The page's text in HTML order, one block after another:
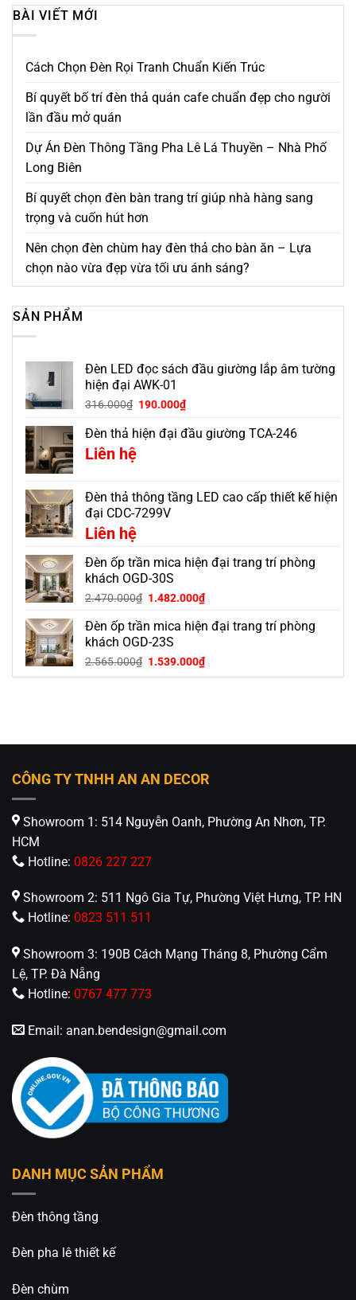
BÀI VIẾT MỚI
Cách Chọn Đèn Rọi Tranh Chuẩn Kiến Trúc
Bí quyết bố trí đèn thả quán cafe chuẩn đẹp cho người
lần đầu mở quán
Dự Án Đèn Thông Tầng Pha Lê Lá Thuyền – Nhà Phố
Long Biên
Bí quyết chọn đèn bàn trang trí giúp nhà hàng sang
trọng và cuốn hút hơn
Nên chọn đèn chùm hay đèn thả cho bàn ăn – Lựa
chọn nào vừa đẹp vừa tối ưu ánh sáng?
SẢN PHẨM
Đèn LED đọc sách đầu giường lắp âm tường
hiện đại AWK-01
316.000₫ 190.000₫
Đèn thả hiện đại đầu giường TCA-246
Liên hệ
Đèn thả thông tầng LED cao cấp thiết kế hiện
đại CDC-7299V
Liên hệ
Đèn ốp trần mica hiện đại trang trí phòng
khách OGD-30S
2.470.000₫ Giá
là:
2.470.000₫.
1.482.000₫Giá
tại
1.482.000₫.
Đèn ốp trần mica hiện đại trang trí phòng
khách OGD-23S
2.565.000₫ Giá
gốc
1.539.000₫Giá
hiện
CÔNG TY TNHH AN AN DECOR
Showroom 1: 514 Nguyễn Oanh, Phường An Nhơn, TP.
HCM
Hotline: 0826 227 227
Showroom 2: 511 Ngô Gia Tự, Phường Việt Hưng, TP. HN
Hotline: 0823 511 511
Showroom 3: 190B Cách Mạng Tháng 8, Phường Cẩm
Lệ, TP. Đà Nẵng
Hotline: 0767 477 773
Email: anan.bendesign@gmail.com
DANH MỤC SẢN PHẨM
Đèn thông tầng
Đèn pha lê thiết kế
Đèn chùm